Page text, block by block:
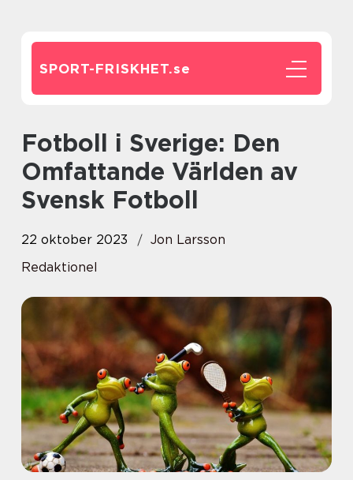
SPORT-FRISKHET.se
Fotboll i Sverige: Den
Omfattande Världen av
Svensk Fotboll
22 oktober 2023
Jon Larsson
Redaktionel